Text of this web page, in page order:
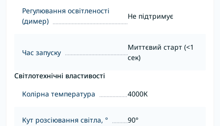
Регулювання освітленості
(димер)
Не підтримує
Час запуску
Миттєвий старт (<1
сек)
Світлотехнічні властивості
Колірна температура
4000К
Кут розсіювання світла, ° 90°